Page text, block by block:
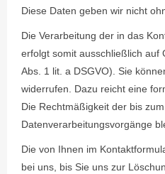
Diese Daten geben wir nicht
Die Verarbeitung der in das
erfolgt somit ausschließlich auf
Abs. 1 lit. a DSGVO). Sie
widerrufen. Dazu reicht eine
Die Rechtmäßigkeit der bis
Datenverarbeitungsvorgänge
Die von Ihnen im
bei uns, bis Sie uns zur